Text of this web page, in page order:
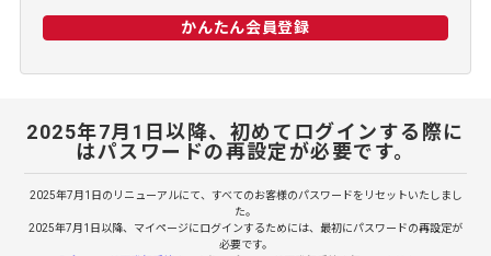
かんたん会員登録
2025年7月1日以降、初めてログインする際に
はパスワードの再設定が必要です。
2025年7月1日のリニューアルにて、すべてのお客様のパスワードをリセットいたしまし
た。
2025年7月1日以降、マイページにログインするためには、最初にパスワードの再設定が
必要です。